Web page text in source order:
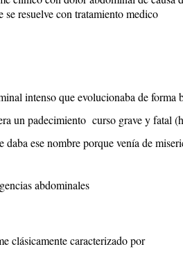
se resuelve con tratamiento medico
intenso que evolucionaba de forma
un padecimiento curso grave y fatal
daba ese nombre porque venía de
abdominales
clásicamente caracterizado por